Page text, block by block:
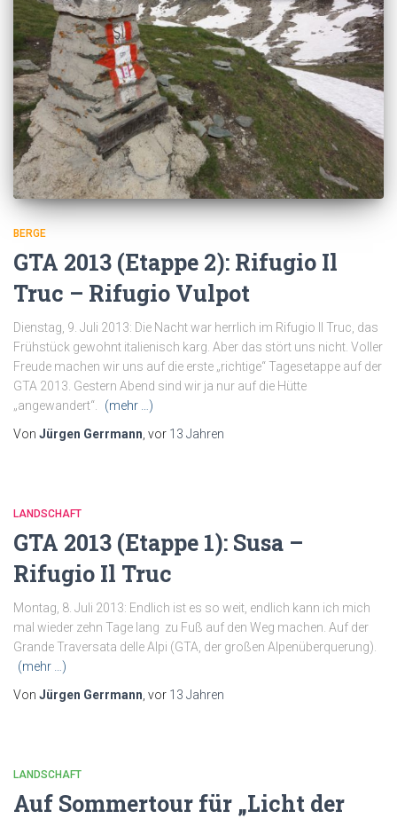
BERGE
GTA 2013 (Etappe 2): Rifugio Il
Truc – Rifugio Vulpot
Dienstag, 9. Juli 2013: Die Nacht war herrlich im Rifugio Il Truc, das
Frühstück gewohnt italienisch karg. Aber das stört uns nicht. Voller
Freude machen wir uns auf die erste „richtige“ Tagesetappe auf der
GTA 2013. Gestern Abend sind wir ja nur auf die Hütte
„angewandert“.
(mehr …)
Von Jürgen Gerrmann , vor 13 Jahren
LANDSCHAFT
GTA 2013 (Etappe 1): Susa –
Rifugio Il Truc
Montag, 8. Juli 2013: Endlich ist es so weit, endlich kann ich mich
mal wieder zehn Tage lang zu Fuß auf den Weg machen. Auf der
Grande Traversata delle Alpi (GTA, der großen Alpenüberquerung).
(mehr …)
Von Jürgen Gerrmann , vor 13 Jahren
LANDSCHAFT
Auf Sommertour für „Licht der